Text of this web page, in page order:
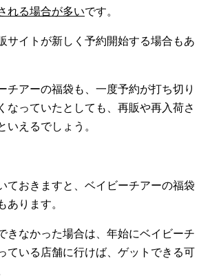
れる場合が多いです。
サイトが新しく予約開始する場合もあ
チアーの福袋も、一度予約が打ち切り
なっていたとしても、再販や再入荷さ
いえるでしょう。
ておきますと、ベイビーチアーの福袋
あります。
きなかった場合は、年始にベイビーチ
ている店舗に行けば、ゲットできる可